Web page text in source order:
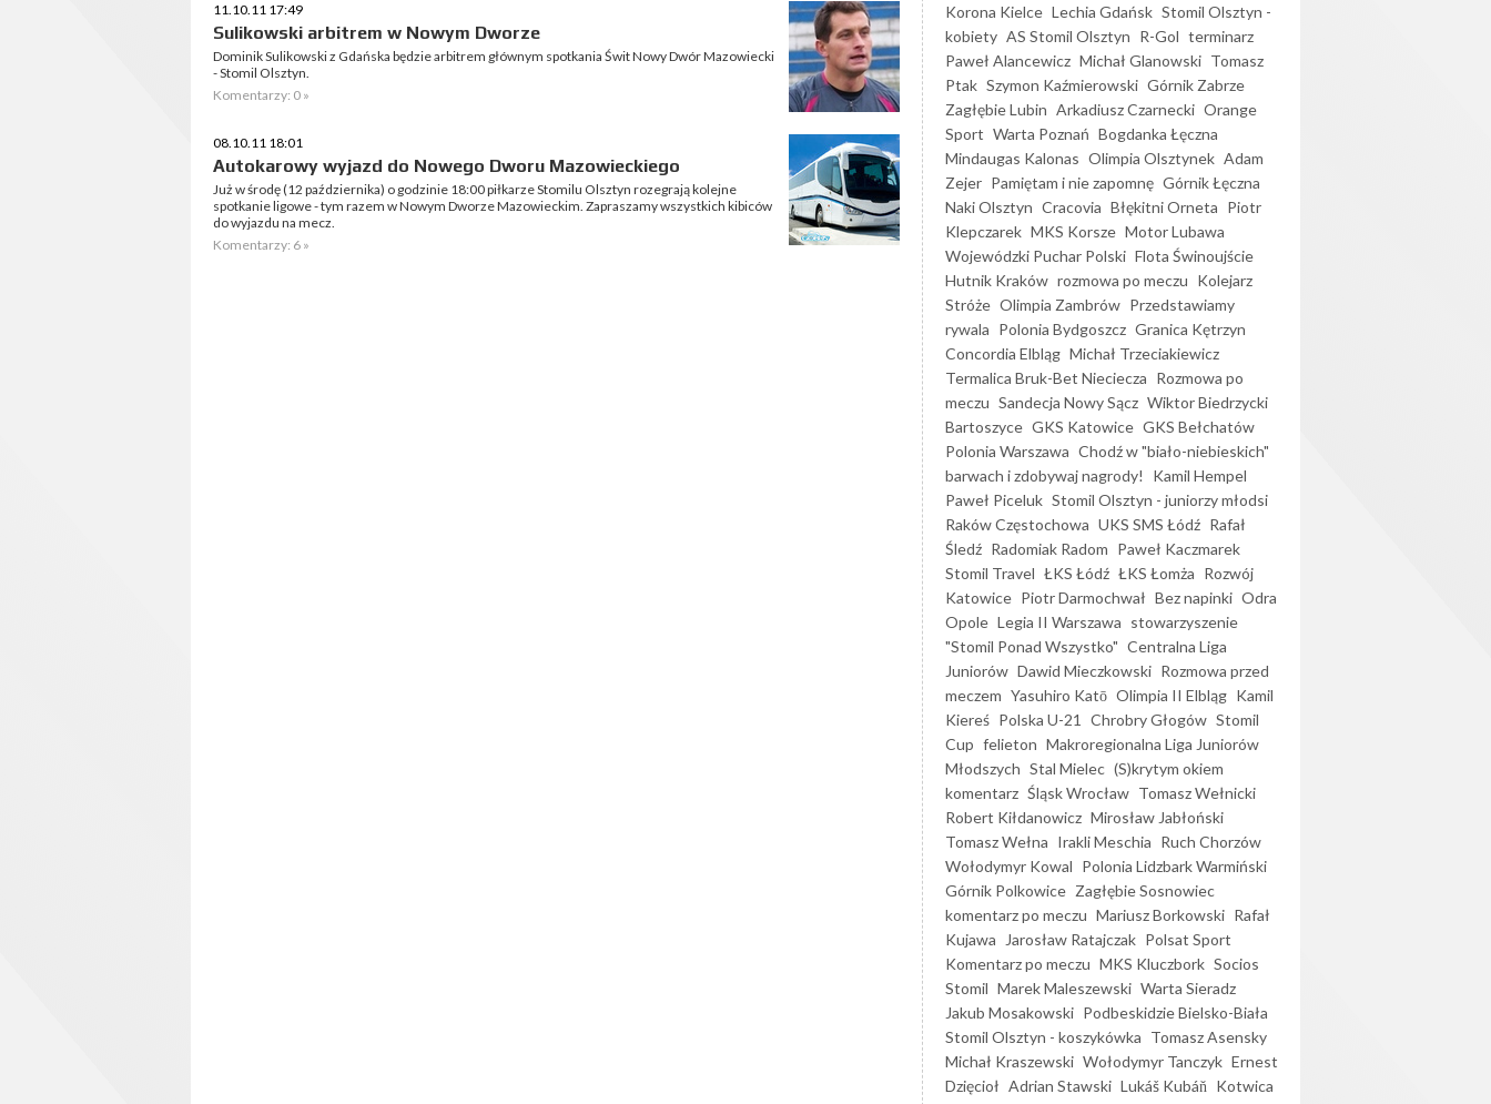
11.10.11 17:49
Sulikowski arbitrem w Nowym Dworze
Dominik Sulikowski z Gdańska będzie arbitrem głównym spotkania Świt Nowy Dwór Mazowiecki
- Stomil Olsztyn.
Komentarzy: 0 »
08.10.11 18:01
Autokarowy wyjazd do Nowego Dworu Mazowieckiego
Już w środę (12 października) o godzinie 18:00 piłkarze Stomilu Olsztyn rozegrają kolejne
spotkanie ligowe - tym razem w Nowym Dworze Mazowieckim. Zapraszamy wszystkich kibiców
do wyjazdu na mecz.
Komentarzy: 6 »
Korona Kielce Lechia Gdańsk Stomil Olsztyn -
kobiety AS Stomil Olsztyn R-Gol terminarz
Paweł Alancewicz Michał Glanowski Tomasz
Ptak Szymon Kaźmierowski Górnik Zabrze
Zagłębie Lubin Arkadiusz Czarnecki Orange
Sport Warta Poznań Bogdanka Łęczna
Mindaugas Kalonas Olimpia Olsztynek Adam
Zejer Pamiętam i nie zapomnę Górnik Łęczna
Naki Olsztyn Cracovia Błękitni Orneta Piotr
Klepczarek MKS Korsze Motor Lubawa
Wojewódzki Puchar Polski Flota Świnoujście
Hutnik Kraków rozmowa po meczu Kolejarz
Stróże Olimpia Zambrów Przedstawiamy
rywala Polonia Bydgoszcz Granica Kętrzyn
Concordia Elbląg Michał Trzeciakiewicz
Termalica Bruk-Bet Nieciecza Rozmowa po
meczu Sandecja Nowy Sącz Wiktor Biedrzycki
Bartoszyce GKS Katowice GKS Bełchatów
Polonia Warszawa Chodź w "biało-niebieskich"
barwach i zdobywaj nagrody!
Kamil Hempel
Paweł Piceluk Stomil Olsztyn - juniorzy młodsi
Raków Częstochowa UKS SMS Łódź Rafał
Śledź Radomiak Radom Paweł Kaczmarek
Stomil Travel ŁKS Łódź ŁKS Łomża Rozwój
Katowice Piotr Darmochwał Bez napinki Odra
Opole Legia II Warszawa stowarzyszenie
"Stomil Ponad Wszystko" Centralna Liga
Juniorów Dawid Mieczkowski Rozmowa przed
meczem Yasuhiro Katō Olimpia II Elbląg Kamil
Kiereś Polska U-21 Chrobry Głogów Stomil
Cup felieton Makroregionalna Liga Juniorów
Młodszych Stal Mielec (S)krytym okiem
komentarz Śląsk Wrocław Tomasz Wełnicki
Robert Kiłdanowicz Mirosław Jabłoński
Tomasz Wełna Irakli Meschia Ruch Chorzów
Wołodymyr Kowal Polonia Lidzbark Warmiński
Górnik Polkowice Zagłębie Sosnowiec
komentarz po meczu Mariusz Borkowski Rafał
Kujawa
Jarosław Ratajczak Polsat Sport
Komentarz po meczu MKS Kluczbork Socios
Stomil Marek Maleszewski Warta Sieradz
Jakub Mosakowski Podbeskidzie Bielsko-Biała
Stomil Olsztyn - koszykówka Tomasz Asensky
Michał Kraszewski Wołodymyr Tanczyk Ernest
Dzięcioł Adrian Stawski Lukáš Kubáň Kotwica